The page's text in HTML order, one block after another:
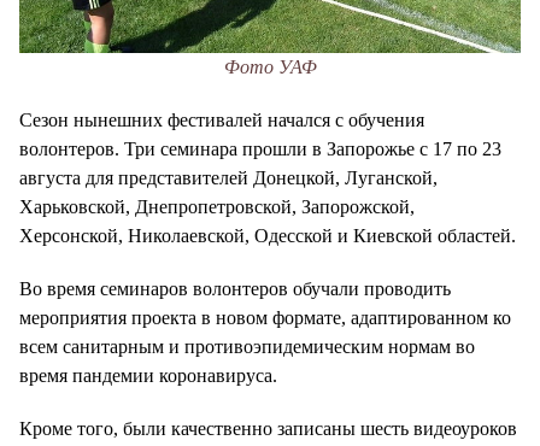
Фото УАФ
Сезон нынешних фестивалей начался с обучения
волонтеров. Три семинара прошли в Запорожье с 17 по 23
августа для представителей Донецкой, Луганской,
Харьковской, Днепропетровской, Запорожской,
Херсонской, Николаевской, Одесской и Киевской областей.
Во время семинаров волонтеров обучали проводить
мероприятия проекта в новом формате, адаптированном ко
всем санитарным и противоэпидемическим нормам во
время пандемии коронавируса.
Кроме того, были качественно записаны шесть видеоуроков